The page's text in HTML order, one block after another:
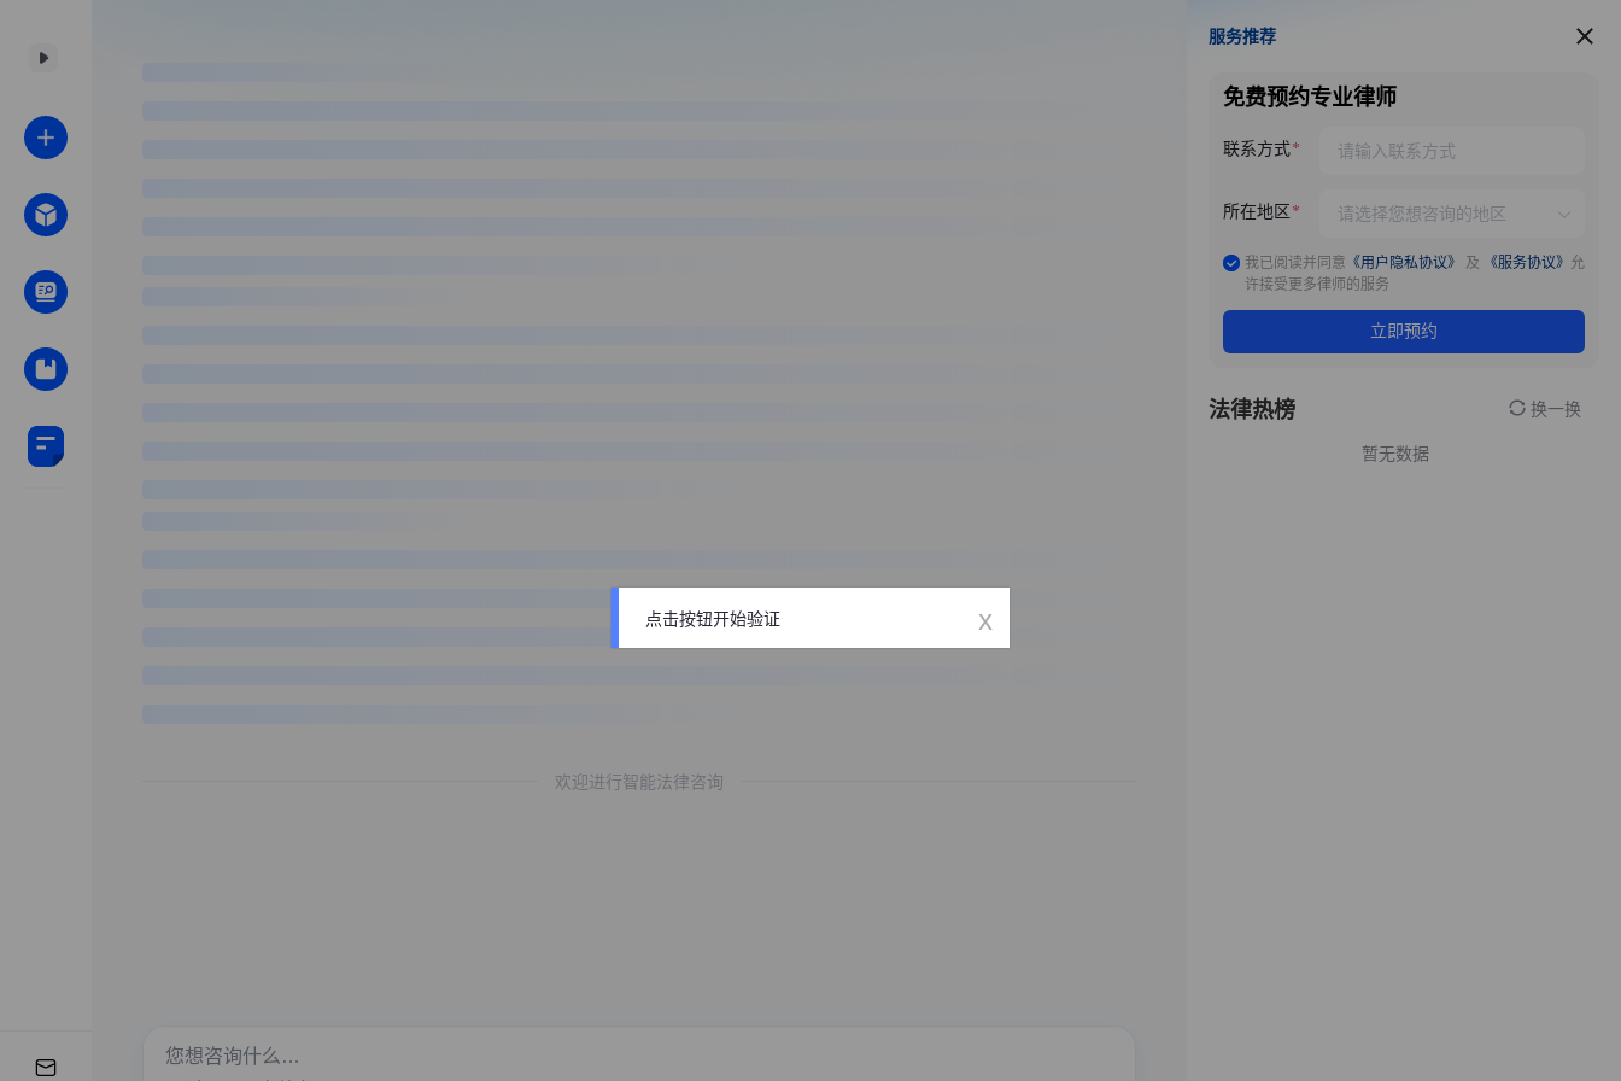
欢迎进行智能法律咨询
服务推荐
服务推荐
免费预约专业律师
联系方式
所在地区
我已阅读并同意 《用户隐私协议》 及 《服务协议》 允
许接受更多律师的服务
立即预约
法律热榜 换一换
暂无数据
点击按钮开始验证 x